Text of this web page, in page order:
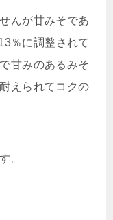
んが甘みそであ
％に調整されて
甘みのあるみそ
えられてコクの
。